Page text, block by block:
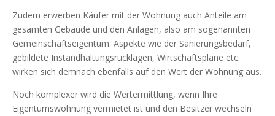
Zudem erwerben Käufer mit der Wohnung auch Anteile am
gesamten Gebäude und den Anlagen, also am sogenannten
Gemeinschaftseigentum. Aspekte wie der Sanierungsbedarf,
gebildete Instandhaltungsrücklagen, Wirtschaftspläne etc.
wirken sich demnach ebenfalls auf den Wert der Wohnung aus.
Noch komplexer wird die Wertermittlung, wenn Ihre
Eigentumswohnung vermietet ist und den Besitzer wechseln